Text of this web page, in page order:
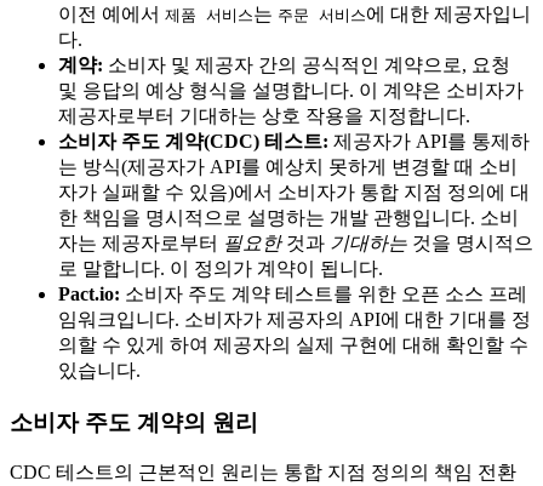
이전 예에서 제품 서비스는 주문 서비스에 대한 제공자입니
다.
계약: 소비자 및 제공자 간의 공식적인 계약으로, 요청
및 응답의 예상 형식을 설명합니다. 이 계약은 소비자가
제공자로부터 기대하는 상호 작용을 지정합니다.
소비자 주도 계약(CDC) 테스트: 제공자가 API를 통제하
는 방식(제공자가 API를 예상치 못하게 변경할 때 소비
자가 실패할 수 있음)에서 소비자가 통합 지점 정의에 대
한 책임을 명시적으로 설명하는 개발 관행입니다. 소비
자는 제공자로부터 필요한것과 기대하는 것을 명시적으
로 말합니다. 이 정의가 계약이 됩니다.
Pact.io: 소비자 주도 계약 테스트를 위한 오픈 소스 프레
임워크입니다. 소비자가 제공자의 API에 대한 기대를 정
의할 수 있게 하여 제공자의 실제 구현에 대해 확인할 수
있습니다.
소비자 주도 계약의 원리
CDC 테스트의 근본적인 원리는 통합 지점 정의의 책임 전환